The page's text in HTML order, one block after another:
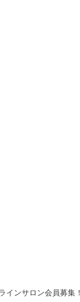
インサロン会員募集！